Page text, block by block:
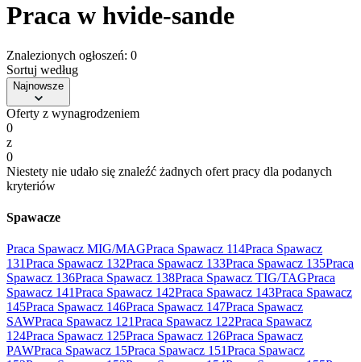
Praca w hvide-sande
Znalezionych ogłoszeń: 0
Sortuj według
Najnowsze
Oferty z wynagrodzeniem
0
z
0
Niestety nie udało się znaleźć żadnych ofert pracy dla podanych
kryteriów
Spawacze
Praca Spawacz MIG/MAGPraca Spawacz 114Praca Spawacz
131Praca Spawacz 132Praca Spawacz 133Praca Spawacz 135Praca
Spawacz 136Praca Spawacz 138Praca Spawacz TIG/TAGPraca
Spawacz 141Praca Spawacz 142Praca Spawacz 143Praca Spawacz
145Praca Spawacz 146Praca Spawacz 147Praca Spawacz
SAWPraca Spawacz 121Praca Spawacz 122Praca Spawacz
124Praca Spawacz 125Praca Spawacz 126Praca Spawacz
PAWPraca Spawacz 15Praca Spawacz 151Praca Spawacz